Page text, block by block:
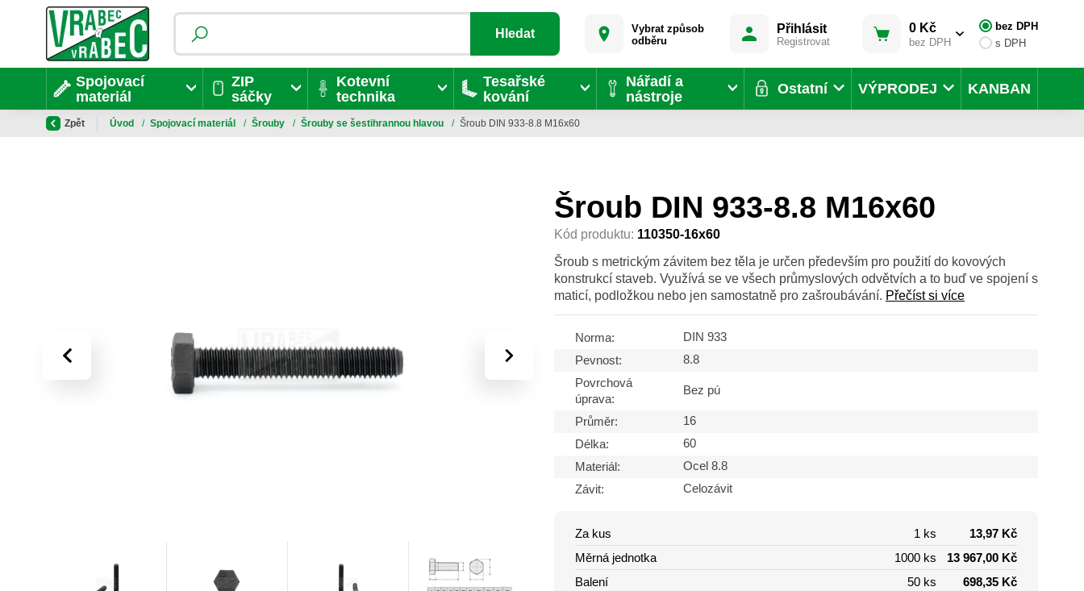
Hledat
Vybrat způsob
odběru
Přihlásit
Registrovat
0 Kč
bez DPH
bez DPH
s DPH
Spojovací
materiál
ZIP
sáčky
Kotevní
technika
Tesařské
kování
Nářadí a
nástroje
Ostatní VÝPRODEJ KANBAN
Zpět Úvod / Spojovací materiál / Šrouby / Šrouby se šestihrannou hlavou / Šroub DIN 933-8.8 M16x60
‹ ›
Šroub DIN 933-8.8 M16x60
Kód produktu: 110350-16x60
Šroub s metrickým závitem bez těla je určen především pro použití do kovových
konstrukcí staveb. Využívá se ve všech průmyslových odvětvích a to buď ve spojení s
maticí, podložkou nebo jen samostatně pro zašroubávání. Přečíst si více
Norma:
DIN 933
Pevnost:
8.8
Povrchová
úprava:
Bez pú
Průměr:
16
Délka:
60
Materiál:
Ocel 8.8
Závit:
Celozávit
Za kus 1 ks
13,97 Kč
Měrná jednotka
1000 ks
13 967,00 Kč
Balení
50 ks 698,35 Kč